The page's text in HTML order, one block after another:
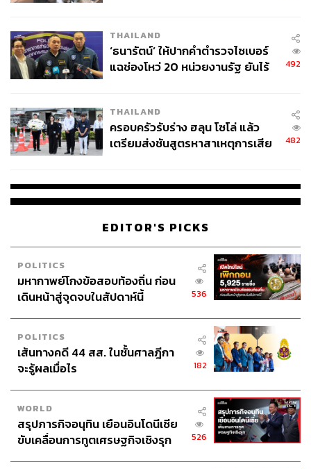
จ่ายหนี้-แอบระบุแบรนด์
THAILAND
‘ธนารัตน์’ ให้ปากคำตำรวจไซเบอร์
แฉช่องโหว่ 20 หน่วยงานรัฐ ยันไร้
492
THAILAND
ครอบครัวรับร่าง ฮลุน โซโล่ แล้ว
เตรียมส่งชันสูตรหาสาเหตุการเสีย
482
EDITOR'S PICKS
POLITICS
มหากาพย์โกงข้อสอบท้องถิ่น ก่อน
เดินหน้าสู่จุดจบในสัปดาห์นี้
536
POLITICS
เส้นทางคดี 44 สส. ในชั้นศาลฎีกา
จะรู้ผลเมื่อไร
182
WORLD
สรุปภารกิจอนุทิน เยือนอินโดนีเซีย
ขับเคลื่อนการทูตเศรษฐกิจเชิงรุก
526